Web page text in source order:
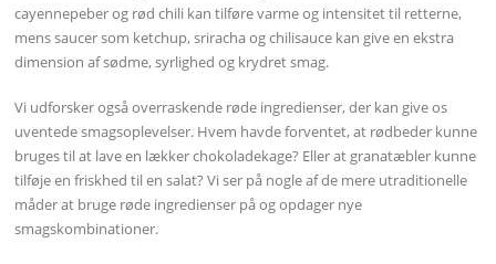
cayennepeber og rød chili kan tilføre varme og intensitet til retterne,
mens saucer som ketchup, sriracha og chilisauce kan give en ekstra
dimension af sødme, syrlighed og krydret smag.
Vi udforsker også overraskende røde ingredienser, der kan give os
uventede smagsoplevelser. Hvem havde forventet, at rødbeder kunne
bruges til at lave en lækker chokoladekage? Eller at granatæbler kunne
tilføje en friskhed til en salat? Vi ser på nogle af de mere utraditionelle
måder at bruge røde ingredienser på og opdager nye
smagskombinationer.